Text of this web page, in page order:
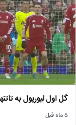
گل اول لیورپول به
۵ ماه قبل